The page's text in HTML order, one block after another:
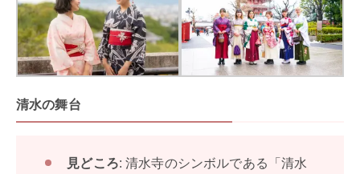
清水の舞台
見どころ: 清水寺のシンボルである「清水